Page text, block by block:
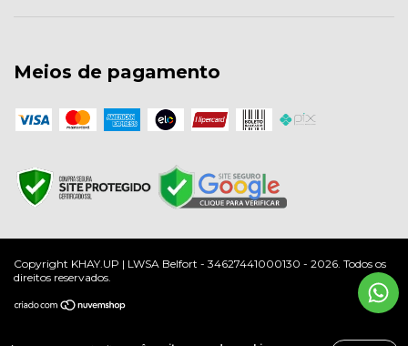
Meios de pagamento
Copyright KHAY.UP | LWSA Belfort - 34627441000130 - 2026. Todos os
direitos reservados.